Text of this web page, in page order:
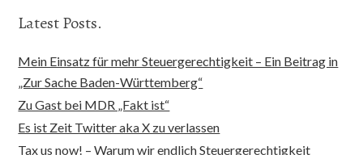
Latest Posts.
Mein Einsatz für mehr Steuergerechtigkeit – Ein Beitrag in
„Zur Sache Baden-Württemberg“
Zu Gast bei MDR „Fakt ist“
Es ist Zeit Twitter aka X zu verlassen
Tax us now! – Warum wir endlich Steuergerechtigkeit